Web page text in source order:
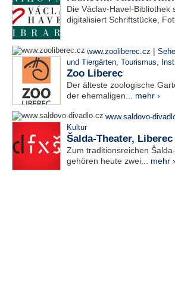
Die Václav-Havel-Bibliothek
digitalisiert Schriftstücke,
www.zooliberec.cz |
und Tiergärten, Tourismus,
Zoo Liberec
Der älteste zoologische
der ehemaligen... mehr ›
www.saldovo-
Kultur
Šalda-Theater, Liberec
Zum traditionsreichen
gehören heute zwei... mehr ›